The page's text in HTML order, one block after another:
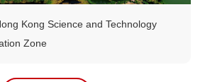
Kong Science and Technology
Zone